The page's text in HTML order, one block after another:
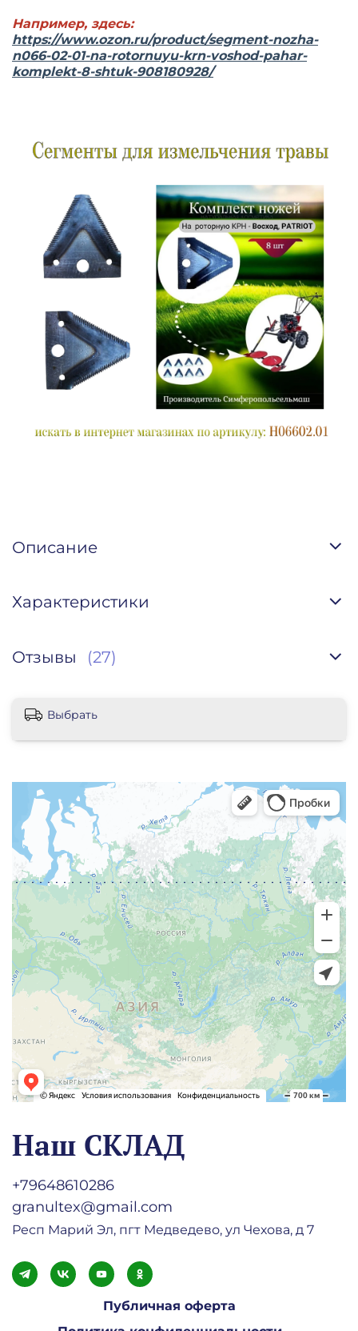
Например, здесь:
https://www.ozon.ru/product/segment-nozha-
n066-02-01-na-rotornuyu-krn-voshod-pahar-
komplekt-8-shtuk-908180928/
Описание
Характеристики
Отзывы (27)
Выбрать
Наш СКЛАД
+79648610286
granultex@gmail.com
Респ Марий Эл, пгт Медведево, ул Чехова, д 7
Публичная оферта